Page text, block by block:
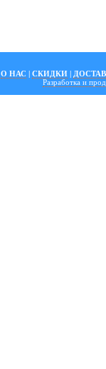
О НАС | СКИДКИ |
Разработка и